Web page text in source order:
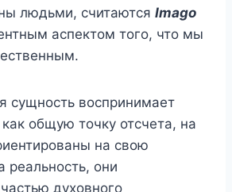
людьми, считаются Imago
аспектом того, что мы
сущность воспринимает
общую точку отсчета, на
на свою
реальность, они
духовного